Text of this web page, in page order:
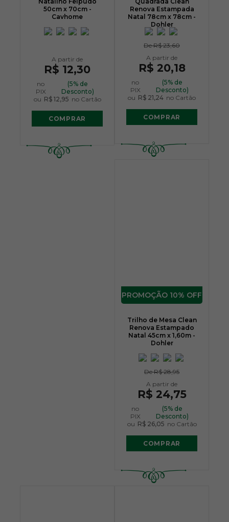
50cm x 70cm -
Cavhome
R$ 12,30
no
PIX
(5% de
Desconto)
ou R$ 12,95 no Cartão
COMPRAR
Renova Estampada
Natal 78cm x 78cm -
Dohler
DeR$ 23,60
R$ 20,18
no
PIX
(5% de
Desconto)
ou R$ 21,24 no Cartão
COMPRAR
10% OFF
Trilho de Mesa Clean
Renova Estampado
Natal 45cm x 1,60m -
Dohler
DeR$ 28,95
R$ 24,75
no
PIX
(5% de
Desconto)
ou R$ 26,05 no Cartão
COMPRAR